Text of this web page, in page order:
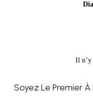
A
Il n’y
Soyez Le Premier À